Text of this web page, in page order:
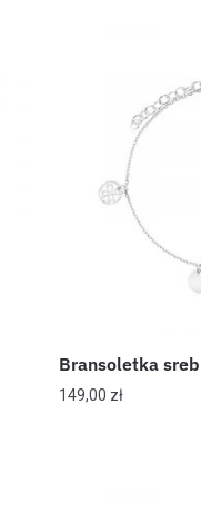
Bransoletka
149,00 zł